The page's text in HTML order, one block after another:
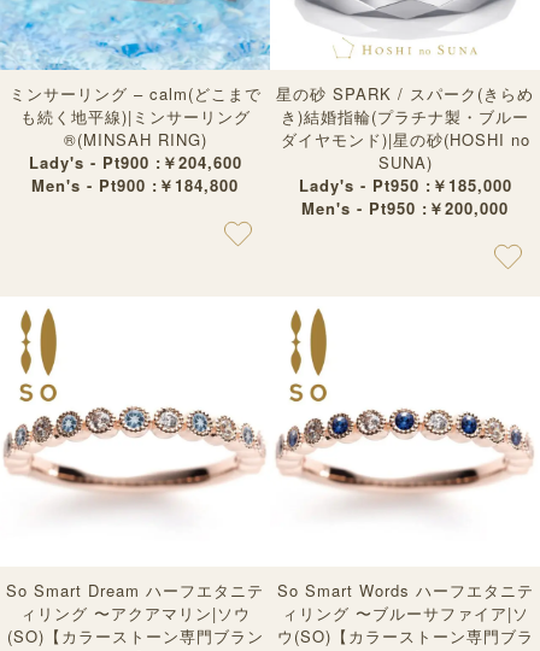
ミンサーリング – calm(どこまで
も続く地平線)|ミンサーリング
®︎(MINSAH RING)
Lady's - Pt900 :￥204,600
Men's - Pt900 :￥184,800
星の砂 SPARK / スパーク(きらめ
き)結婚指輪(プラチナ製・ブルー
ダイヤモンド)|星の砂(HOSHI no
SUNA)
Lady's - Pt950 :￥185,000
Men's - Pt950 :￥200,000
So Smart Dream ハーフエタニテ
ィリング 〜アクアマリン|ソウ
(SO)【カラーストーン専門ブラン
So Smart Words ハーフエタニテ
ィリング 〜ブルーサファイア|ソ
ウ(SO)【カラーストーン専門ブラ